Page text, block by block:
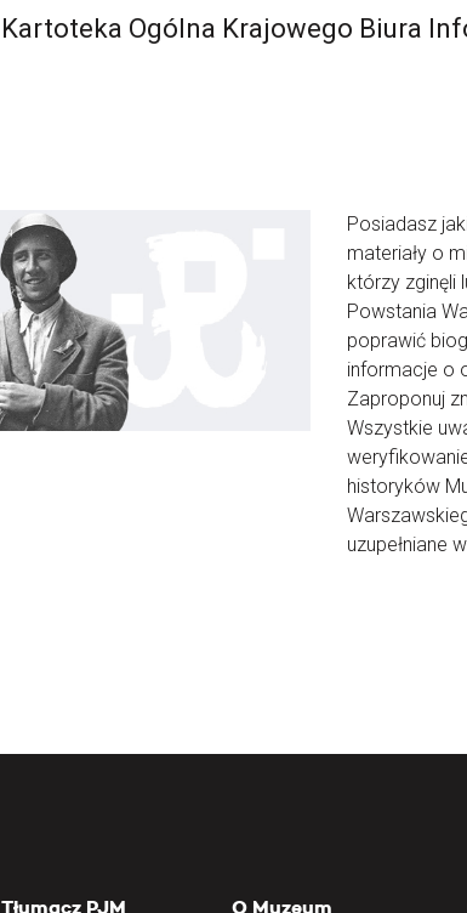
Kartoteka Ogólna Krajowego Biura
Posiadasz
materiały o
którzy zginęli
Powstania
poprawić
informacje o
Zaproponuj
Wszystkie
historyków
uzupełniane
Tłumacz PJM O Muzeum